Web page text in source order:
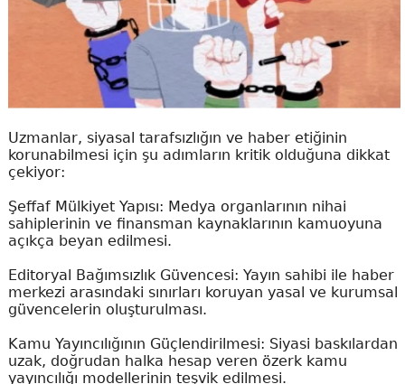
Uzmanlar, siyasal tarafsızlığın ve haber etiğinin
korunabilmesi için şu adımların kritik olduğuna dikkat
çekiyor:
Şeffaf Mülkiyet Yapısı: Medya organlarının nihai
sahiplerinin ve finansman kaynaklarının kamuoyuna
açıkça beyan edilmesi.
Editoryal Bağımsızlık Güvencesi: Yayın sahibi ile haber
merkezi arasındaki sınırları koruyan yasal ve kurumsal
güvencelerin oluşturulması.
Kamu Yayıncılığının Güçlendirilmesi: Siyasi baskılardan
uzak, doğrudan halka hesap veren özerk kamu
yayıncılığı modellerinin teşvik edilmesi.